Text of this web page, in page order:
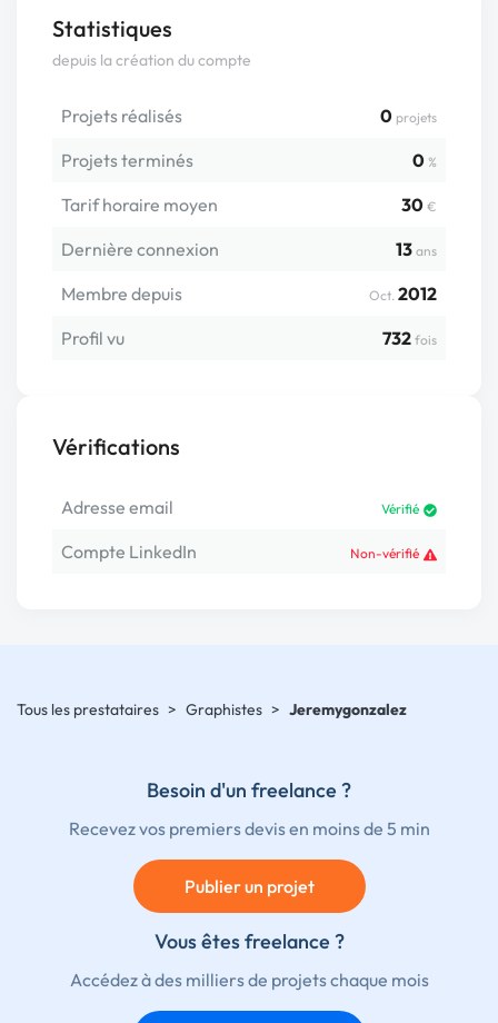
Statistiques
depuis la création du compte
Projets réalisés 0 projets
Projets terminés 0 %
Tarif horaire moyen 30 €
Dernière connexion 13 ans
Membre depuis Oct. 2012
Profil vu
732 fois
Vérifications
Adresse email Vérifié
Compte LinkedIn Non-vérifié
Tous les prestataires > Graphistes > Jeremygonzalez
Besoin d'un freelance ?
Recevez vos premiers devis en moins de 5 min
Publier un projet
Vous êtes freelance ?
Accédez à des milliers de projets chaque mois